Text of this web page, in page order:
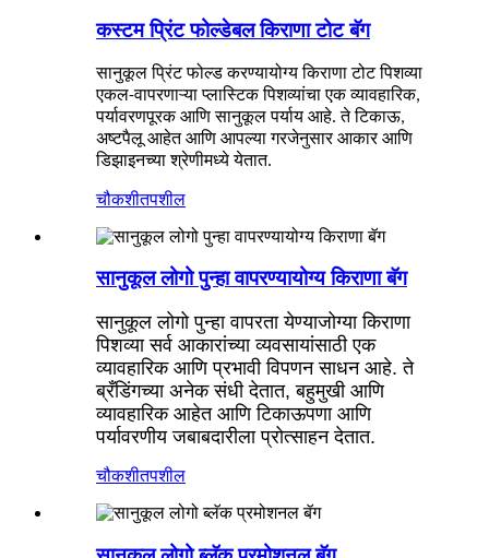
कस्टम प्रिंट फोल्डेबल किराणा टोट बॅग
सानुकूल प्रिंट फोल्ड करण्यायोग्य किराणा टोट पिशव्या
एकल-वापरणाऱ्या प्लास्टिक पिशव्यांचा एक व्यावहारिक,
पर्यावरणपूरक आणि सानुकूल पर्याय आहे. ते टिकाऊ,
अष्टपैलू आहेत आणि आपल्या गरजेनुसार आकार आणि
डिझाइनच्या श्रेणीमध्ये येतात.
चौकशीतपशील
सानुकूल लोगो पुन्हा वापरण्यायोग्य किराणा बॅग
सानुकूल लोगो पुन्हा वापरता येण्याजोग्या किराणा
पिशव्या सर्व आकारांच्या व्यवसायांसाठी एक
व्यावहारिक आणि प्रभावी विपणन साधन आहे. ते
ब्रँडिंगच्या अनेक संधी देतात, बहुमुखी आणि
व्यावहारिक आहेत आणि टिकाऊपणा आणि
पर्यावरणीय जबाबदारीला प्रोत्साहन देतात.
चौकशीतपशील